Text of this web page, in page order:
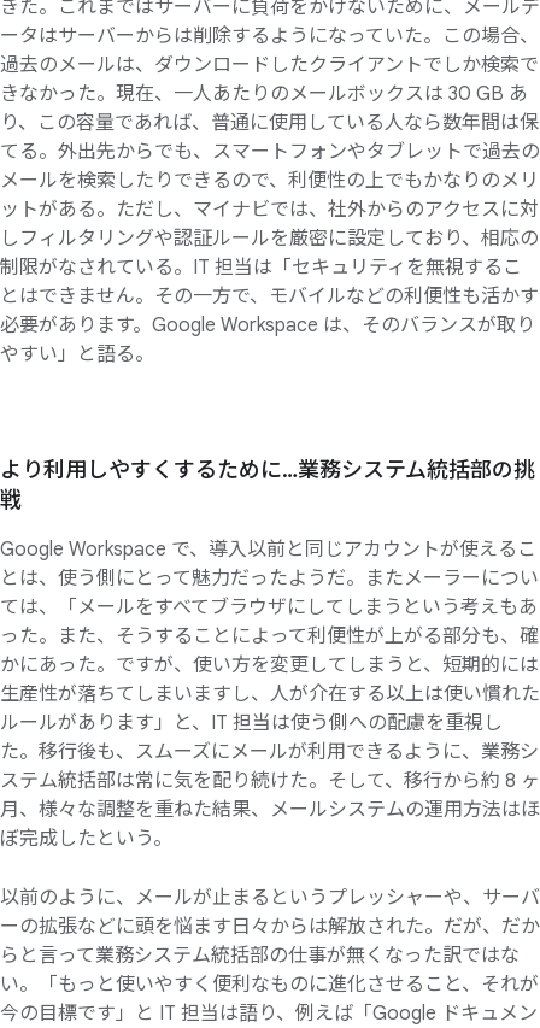
きた。これまではサーバーに負荷をかけないために、メールデ
ータはサーバーからは削除するようになっていた。この場合、
過去のメールは、ダウンロードしたクライアントでしか検索で
きなかった。現在、一人あたりのメールボックスは 30 GB あ
り、この容量であれば、普通に使用している人なら数年間は保
てる。外出先からでも、スマートフォンやタブレットで過去の
メールを検索したりできるので、利便性の上でもかなりのメリ
ットがある。ただし、マイナビでは、社外からのアクセスに対
しフィルタリングや認証ルールを厳密に設定しており、相応の
制限がなされている。IT 担当は「セキュリティを無視するこ
とはできません。その一方で、モバイルなどの利便性も活かす
必要があります。Google Workspace は、そのバランスが取り
やすい」と語る。
より利用しやすく するために…業務システム統括部の挑
戦
Google Workspace で、導入以前と同じアカウントが使えるこ
とは、使う側にとって魅力だったようだ。またメーラーについ
ては、「メールをすべてブラウザにしてしまうという考えもあ
った。また、そうすることによって利便性が上がる部分も、確
かにあった。ですが、使い方を変更してしまうと、短期的には
生産性が落ちてしまいますし、人が介在する以上は使い慣れた
ルールがあります」と、IT 担当は使う側への配慮を重視し
た。移行後も、スムーズにメールが利用できるように、業務シ
ステム統括部は常に気を配り続けた。そして、移行から約 8 ヶ
月、様々な調整を重ねた結果、メールシステムの運用方法はほ
ぼ完成したという。
以前のように、メールが止まるというプレッシャーや、サーバ
ーの拡張などに頭を悩ます日々からは解放された。だが、だか
らと言って業務システム統括部の仕事が無くなった訳ではな
い。「もっと使いやすく便利なものに進化させること、それが
今の目標です」と IT 担当は語り、例えば「Google ドキュメン